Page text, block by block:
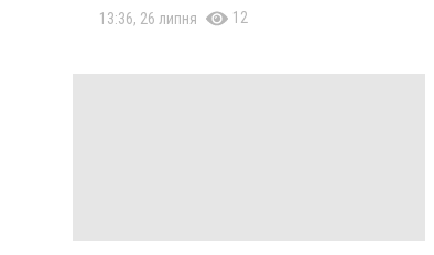
13:36, 26 липня 12